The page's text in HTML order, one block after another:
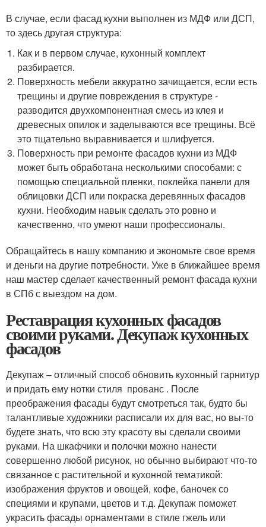
В случае, если фасад кухни выполнен из МДФ или ДСП,
то здесь другая структура:
Как и в первом случае, кухонный комплект
разбирается.
Поверхность мебели аккуратно зачищается, если есть
трещины и другие повреждения в структуре -
разводится двухкомпонентная смесь из клея и
древесных опилок и заделываются все трещины. Всё
это тщательно выравнивается и шлифуется.
Поверхность при ремонте фасадов кухни из МДФ
может быть обработана несколькими способами: с
помощью специальной пленки, поклейка панели для
облицовки ДСП или покраска деревянных фасадов
кухни. Необходим навык сделать это ровно и
качественно, что умеют наши профессионалы.
Обращайтесь в нашу компанию и экономьте свое время
и деньги на другие потребности. Уже в ближайшее время
наш мастер сделает качественный ремонт фасада кухни
в СПб с выездом на дом.
Реставрация кухонных фасадов
своими руками. Декупаж кухонных
фасадов
Декупаж – отличный способ обновить кухонный гарнитур
и придать ему нотки стиля прованс . После
преображения фасады будут смотреться так, будто бы
талантливые художники расписали их для вас, но вы-то
будете знать, что всю эту красоту вы сделали своими
руками. На шкафчики и полочки можно нанести
совершенно любой рисунок, но обычно выбирают что-то
связанное с растительной и кухонной тематикой:
изображения фруктов и овощей, кофе, баночек со
специями и крупами, цветов и т.д. Декупаж поможет
украсить фасады орнаментами в стиле гжель или